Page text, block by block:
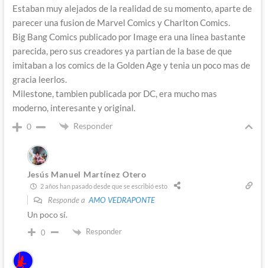
Estaban muy alejados de la realidad de su momento, aparte de
parecer una fusion de Marvel Comics y Charlton Comics.
Big Bang Comics publicado por Image era una linea bastante
parecida, pero sus creadores ya partian de la base de que
imitaban a los comics de la Golden Age y tenia un poco mas de
gracia leerlos.
Milestone, tambien publicada por DC, era mucho mas
moderno, interesante y original.
0 Responder
Jesús Manuel Martínez Otero
2 años han pasado desde que se escribió esto
Responde aAMO VEDRAPONTE
Un poco sí.
0 Responder